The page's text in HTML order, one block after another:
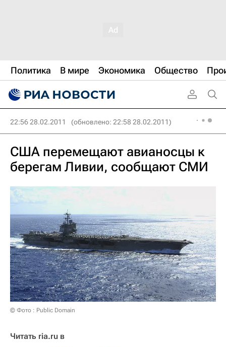
Политика В мире Экономика Общество
22:56 28.02.2011 (обновлено: 22:58 28.02.2011)
США перемещают авианосцы к
берегам Ливии, сообщают СМИ
© Фото : Public Domain
Читать ria.ru в